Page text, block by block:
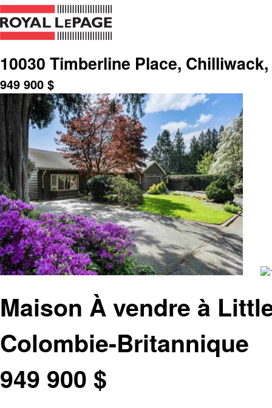
10030 Timberline Place, Chilliwack,
949 900 $
Maison À vendre à
Colombie-Britannique
949 900 $